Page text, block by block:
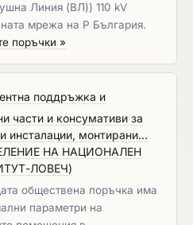
Линия (ВЛ)) 110 kV
мрежа на Р България.
поръчки »
поддръжка и
части и консумативи за
инсталации, монтирани...
НА НАЦИОНАЛЕН
ЛОВЕЧ)
обществена поръчка има
параметри на